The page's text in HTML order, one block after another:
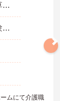
静岡鉄道静岡清水線「草薙(静岡鉄道)駅」徒歩5分
【資格あれば尚可・経験】 ■初任者研修修了者 ■実務者研修修了者 ■介護福祉士 ■介護支援専門員 ■無資格OK ■経験：不問
ムにて介護職